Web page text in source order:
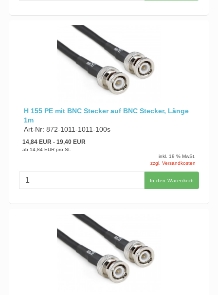
H 155 PE mit BNC Stecker auf BNC Stecker, Länge
1m
Art-Nr: 872-1011-1011-100s
14,84 EUR- 19,40 EUR
ab 14,84 EUR pro St.
inkl. 19 % MwSt.
zzgl. Versandkosten
In den Warenkorb